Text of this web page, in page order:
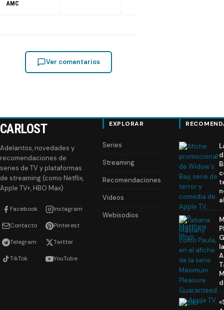
AMC
Ver comentarios
CARLOST
Adelantos, novedades y
recomendaciones de
series de TV y plataformas
de streaming (como Netflix,
Apple TV+, HBO Max).
Facebook Instagram
Contacto Pinterest
Telegram Twitter
TikTok YouTube
EXPLORAR
Series
Streaming
Recomendaciones
Videos
Webisodios